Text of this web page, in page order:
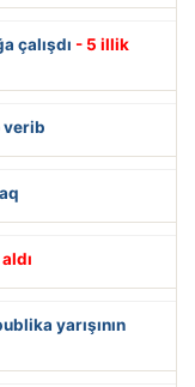
çalışdı - 5 illik
verib
yarışının